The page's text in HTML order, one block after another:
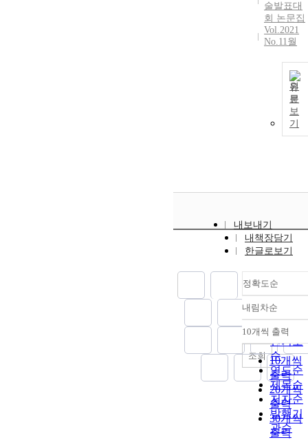
술발표대
회 논문집
Vol.2021
No.11월
원
문
보
기
내보내기
내책장담기
한글로보기
정확도순
정확도
순
인기도
순
연도순
제목순
저자순
발행기
관순
내림차순
내림차
10개씩 출력
10개씩
출력
20개씩
출력
30개씩
출력
조회